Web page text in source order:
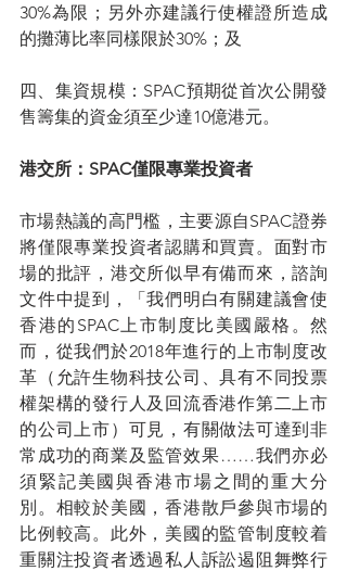
30%為限；另外亦建議行使權證所造成
的攤薄比率同樣限於30%；及
四、集資規模：SPAC預期從首次公開發
售籌集的資金須至少達10億港元。
港交所：SPAC僅限專業投資者
市場熱議的高門檻，主要源自SPAC證券
將僅限專業投資者認購和買賣。面對市
場的批評，港交所似早有備而來，諮詢
文件中提到，「我們明白有關建議會使
香港的SPAC上市制度比美國嚴格。然
而，從我們於2018年進行的上市制度改
革（允許生物科技公司、具有不同投票
權架構的發行人及回流香港作第二上市
的公司上市）可見，有關做法可達到非
常成功的商業及監管效果……我們亦必
須緊記美國與香港市場之間的重大分
別。相較於美國，香港散戶參與市場的
比例較高。此外，美國的監管制度較着
重關注投資者透過私人訴訟遏阻舞弊行